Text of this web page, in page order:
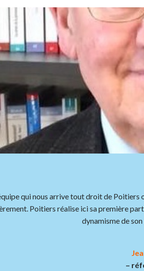
qui nous arrive tout droit de Poitiers
Poitiers réalise ici sa première
dynamisme de
–